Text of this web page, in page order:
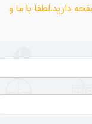
دارید،لطفا با ما و